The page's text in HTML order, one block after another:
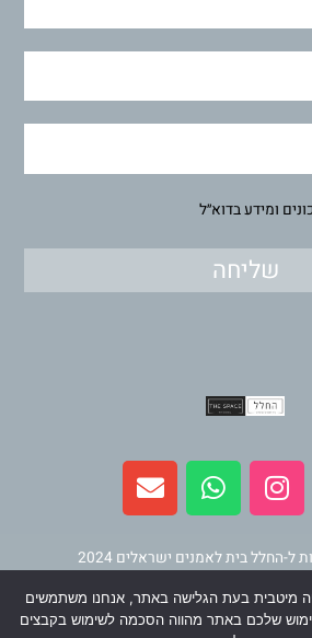
ומידע בדוא״ל
שליחה
I
n
s
a
g
r
W
h
a
s
a
p
E
n
v
l
o
p
ל-החלל בית לאמנים ישראלים 2024
ופיתוחוינר מדיה
מיטבית בעת הגלישה באתר, אנחנו משתמשים
שלכם באתר מהווה הסכמה לשימוש בקבצים